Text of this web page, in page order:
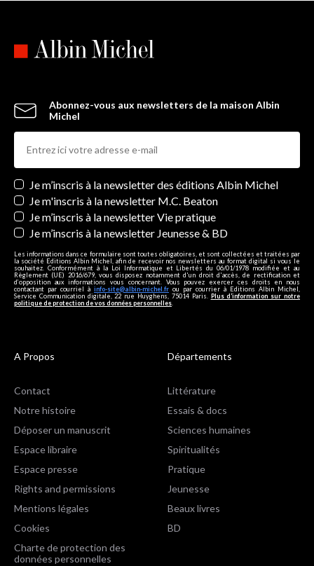
Abonnez-vous aux newsletters de la maison Albin
Michel
Newsletters
Je m’inscris à la newsletter des éditions Albin Michel
Je m'inscris à la newsletter M.C. Beaton
Je m’inscris à la newsletter Vie pratique
Je m’inscris à la newsletter Jeunesse & BD
Les informations dans ce formulaire sont toutes obligatoires, et sont collectées et traitées par
la société Editions Albin Michel, afin de recevoir nos newsletters au format digital si vous le
souhaitez. Conformément à la Loi Informatique et Libertés du 06/01/1978 modifiée et au
Règlement (UE) 2016/679, vous disposez notamment d'un droit d'accès, de rectification et
d’opposition aux informations vous concernant. Vous pouvez exercer ces droits en nous
contactant par courriel à info-site@albin-michel.fr ou par courrier à Editions Albin Michel,
Service Communication digitale, 22 rue Huyghens, 75014 Paris. Plus d’information sur notre
politique de protection de vos données personnelles
A Propos
Contact
Notre histoire
Déposer un manuscrit
Espace libraire
Espace presse
Rights and permissions
Mentions légales
Cookies
Charte de protection des
données personnelles
Départements
Littérature
Essais & docs
Sciences humaines
Spiritualités
Pratique
Jeunesse
Beaux livres
BD